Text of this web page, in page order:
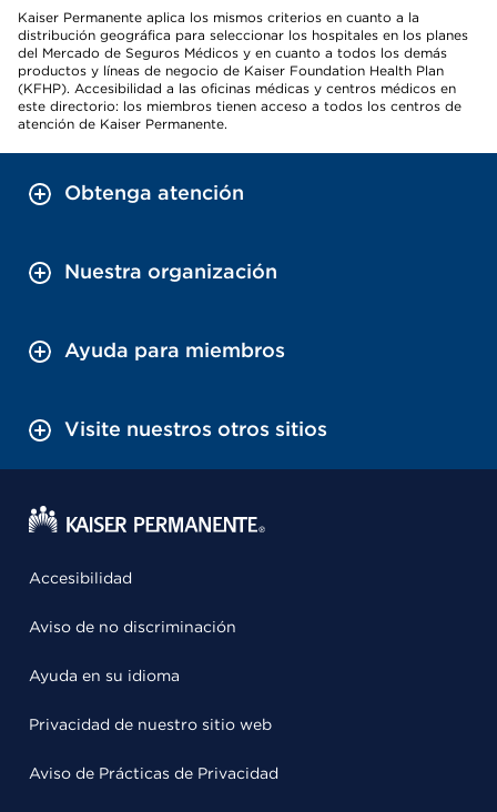
Kaiser Permanente aplica los mismos criterios en cuanto a la
distribución geográfica para seleccionar los hospitales en los planes
del Mercado de Seguros Médicos y en cuanto a todos los demás
productos y líneas de negocio de Kaiser Foundation Health Plan
(KFHP). Accesibilidad a las oficinas médicas y centros médicos en
este directorio: los miembros tienen acceso a todos los centros de
atención de Kaiser Permanente.
Obtenga atención
Nuestra organización
Ayuda para miembros
Visite nuestros otros sitios
Accesibilidad
Aviso de no discriminación
Ayuda en su idioma
Privacidad de nuestro sitio web
Aviso de Prácticas de Privacidad